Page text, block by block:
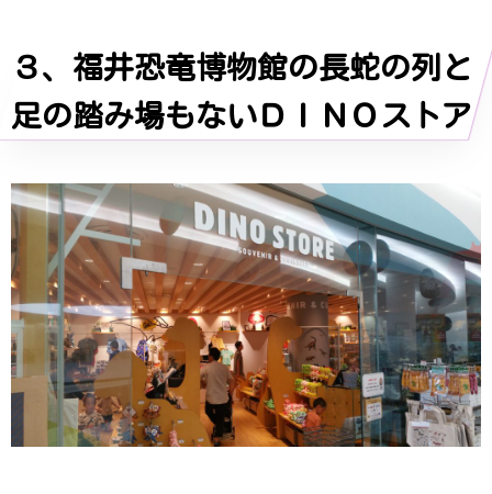
３、福井恐竜博物館の長蛇の列と
足の踏み場もないＤＩＮＯストア